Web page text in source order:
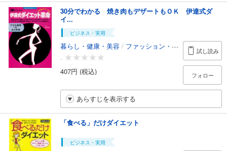
30分でわかる 焼き肉もデザートもＯＫ 伊達式ダ
イ...
ビジネス・実用
暮らし・健康・美容 / ファッション・美容
-
407円 (税込)
試し読み
フォロー
あらすじを表示する
「食べる」だけダイエット
ビジネス・実用